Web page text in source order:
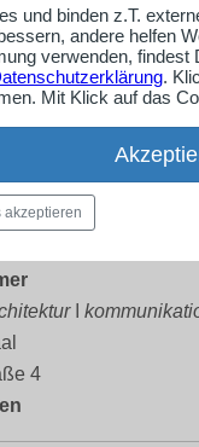
ǀ
4
und binden z.T.
andere helfen
verwenden, findest
.
Mit Klick auf das
akzeptieren